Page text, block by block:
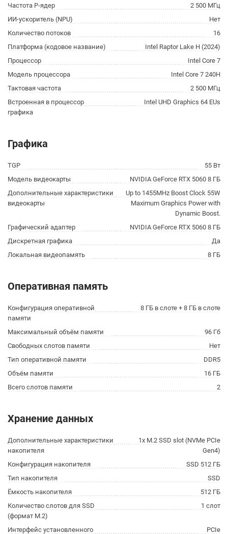
Частота P-ядер
2 500 МГц
ИИ-ускоритель (NPU)
Нет
Количество потоков
16
Платформа (кодовое название)
Intel Raptor Lake H (2024)
Процессор
Intel Core 7
Модель процессора
Intel Core 7 240H
Тактовая частота
2 500 МГц
Встроенная в процессор
графика
Intel UHD Graphics 64 EUs
Графика
TGP
55 Вт
Модель видеокарты
NVIDIA GeForce RTX 5060 8 ГБ
Дополнительные характеристики
видеокарты
Up to 1455MHz Boost Clock 55W
Maximum Graphics Power with
Dynamic Boost.
Графический адаптер
NVIDIA GeForce RTX 5060 8 ГБ
Дискретная графика
Да
Локальная видеопамять
8 ГБ
Оперативная память
Конфигурация оперативной
памяти
8 ГБ в слоте + 8 ГБ в слоте
Максимальный объём памяти
96 Гб
Свободных слотов памяти
Нет
Тип оперативной памяти
DDR5
Объём памяти
16 ГБ
Всего слотов памяти
2
Хранение данных
Дополнительные характеристики
накопителя
1x M.2 SSD slot (NVMe PCIe
Gen4)
Конфигурация накопителя
SSD 512 ГБ
Тип накопителя
SSD
Ёмкость накопителя
512 ГБ
Количество слотов для SSD
(формат M.2)
1 слот
Интерфейс установленного
PCIe